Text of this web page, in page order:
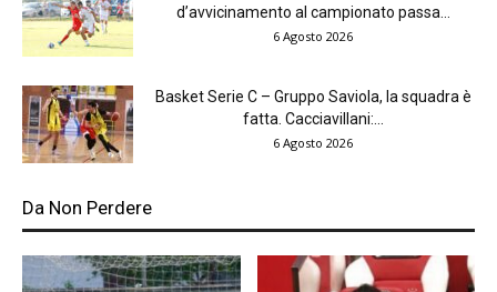
d’avvicinamento al campionato passa...
6 Agosto 2026
Basket Serie C – Gruppo Saviola, la squadra è
fatta. Cacciavillani:...
6 Agosto 2026
Da Non Perdere